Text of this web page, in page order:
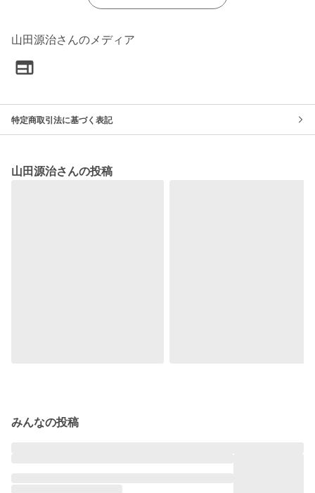
山田源治さんのメディア
特定商取引法に基づく表記
山田源治さんの投稿
みんなの投稿